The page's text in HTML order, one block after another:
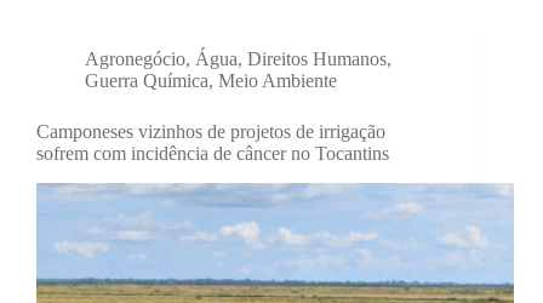
Agronegócio, Água, Direitos Humanos,
Guerra Química, Meio Ambiente
Camponeses vizinhos de projetos de irrigação
sofrem com incidência de câncer no Tocantins